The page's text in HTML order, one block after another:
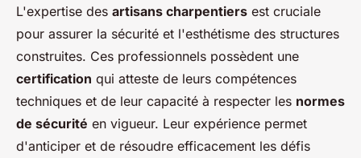
L'expertise des artisans charpentiers est cruciale
pour assurer la sécurité et l'esthétisme des structures
construites. Ces professionnels possèdent une
certification qui atteste de leurs compétences
techniques et de leur capacité à respecter les normes
de sécurité en vigueur. Leur expérience permet
d'anticiper et de résoudre efficacement les défis